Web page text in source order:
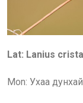
Lat: Lanius
Mon: Ухаа дунхай